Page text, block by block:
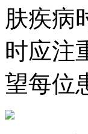
肤疾病
时应注
望每位